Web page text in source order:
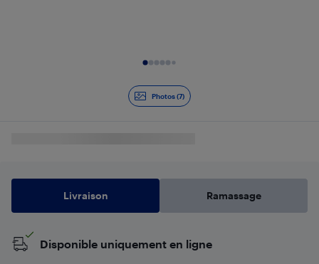
Photos (7)
Livraison Ramassage
Disponible uniquement en ligne